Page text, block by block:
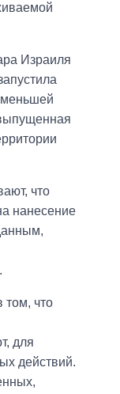
Израиля
меньшей
что
нанесение
том, что
для
действий.